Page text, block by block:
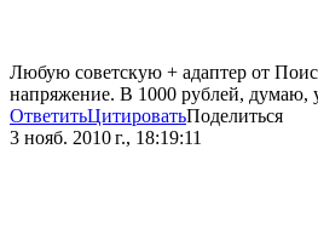
Любую советскую + адаптер от
напряжение. В 1000 рублей, думаю,
ОтветитьЦитироватьПоделиться
3 нояб. 2010 г., 18:19:11